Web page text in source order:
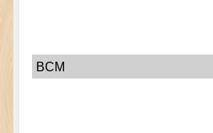
BCM